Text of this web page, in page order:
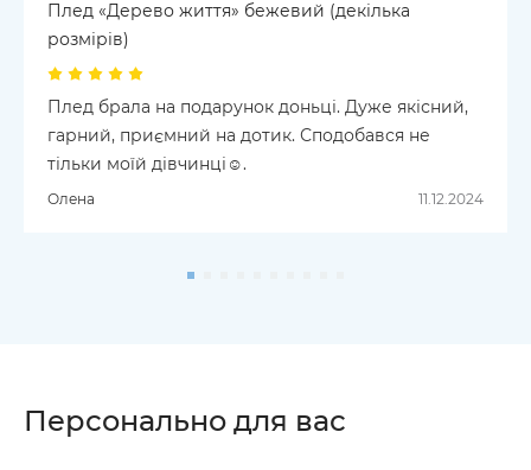
Плед «Дерево життя» бежевий (декілька
розмірів)
Плед брала на подарунок доньці. Дуже якісний,
гарний, приємний на дотик. Сподобався не
тільки моїй дівчинці☺️.
Олена 11.12.2024
Персонально для вас